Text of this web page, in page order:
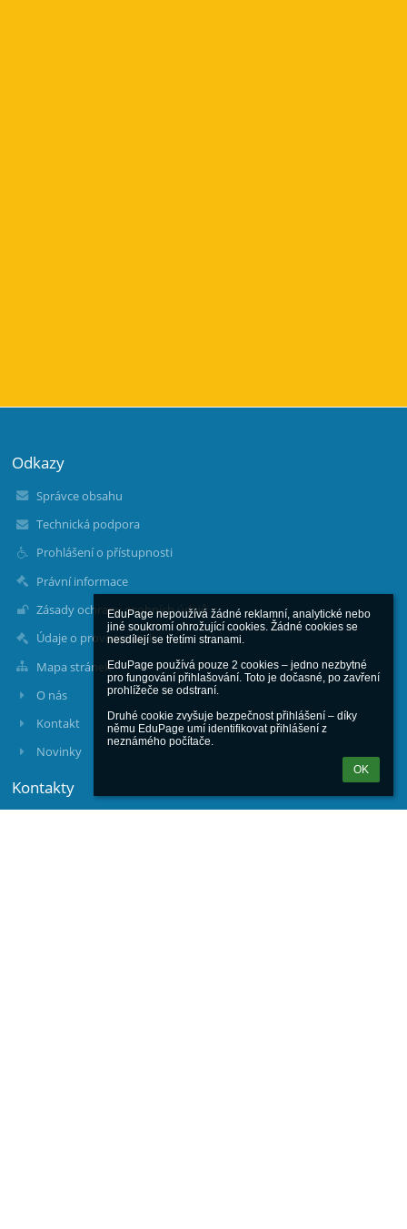
EduPage nepoužívá žádné reklamní, analytické nebo
jiné soukromí ohrožující cookies. Žádné cookies se
nesdílejí se třetími stranami.
EduPage používá pouze 2 cookies – jedno nezbytné
pro fungování přihlašování. Toto je dočasné, po zavření
prohlížeče se odstraní.
Druhé cookie zvyšuje bezpečnost přihlášení – díky
němu EduPage umí identifikovat přihlášení z
neznámého počítače.
OK
Odkazy
Správce obsahu
Technická podpora
Prohlášení o přístupnosti
Právní informace
Zásady ochrany osobních údajů
Údaje o provozovateli
Mapa stránek
O nás
Kontakt
Novinky
Kontakty